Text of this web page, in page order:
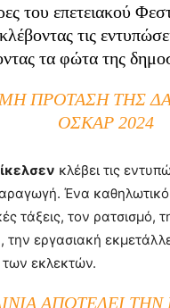
του επετειακού
τις
τα φώτα της
ΠΡΌΤΑΣΗ ΤΗΣ
ΌΣΚΑΡ 2024
κλέβει τις
Ένα
τάξεις, τον ρατσισμό,
την εργασιακή
των εκλεκτών.
ΑΠΟΤΕΛΕΊ